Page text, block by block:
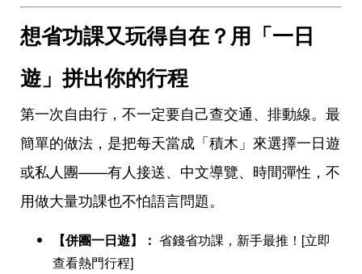
想省功課又玩得自在？用「一日
遊」拼出你的行程
第一次自由行，不一定要自己查交通、排動線。最
簡單的做法，是把每天當成「積木」來選擇一日遊
或私人團——有人接送、中文導覽、時間彈性，不
用做大量功課也不怕語言問題。
【併團一日遊】： 省錢省功課，新手最推！[立即
查看熱門行程]